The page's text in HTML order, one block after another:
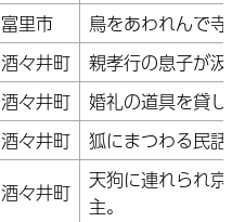
富里市
鳥をあわれんで寺
酒々井町
親孝行の息子が汲
酒々井町
婚礼の道具を貸し
酒々井町
狐にまつわる民話。
酒々井町
天狗に連れられ京
主。